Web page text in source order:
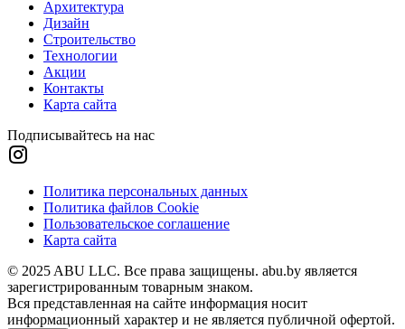
Архитектура
Дизайн
Строительство
Технологии
Акции
Контакты
Карта сайта
Подписывайтесь на нас
Политика персональных данных
Политика файлов Cookie
Пользовательское соглашение
Карта сайта
© 2025 ABU LLC. Все права защищены. abu.by является
зарегистрированным товарным знаком.
Вся представленная на сайте информация носит
информационный характер и не является публичной офертой.